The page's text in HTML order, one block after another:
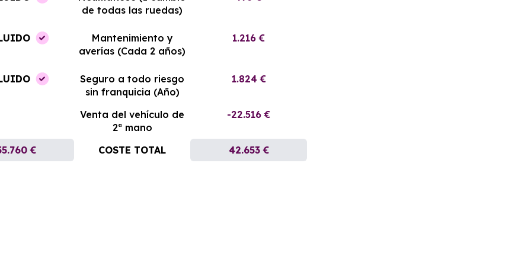
de todas las ruedas)
Mantenimiento y
averías (Cada 2 años)
1.216 €
Seguro a todo riesgo
sin franquicia (Año)
1.824 €
Venta del vehículo de
2ª mano
-22.516 €
€ COSTE TOTAL 42.653 €